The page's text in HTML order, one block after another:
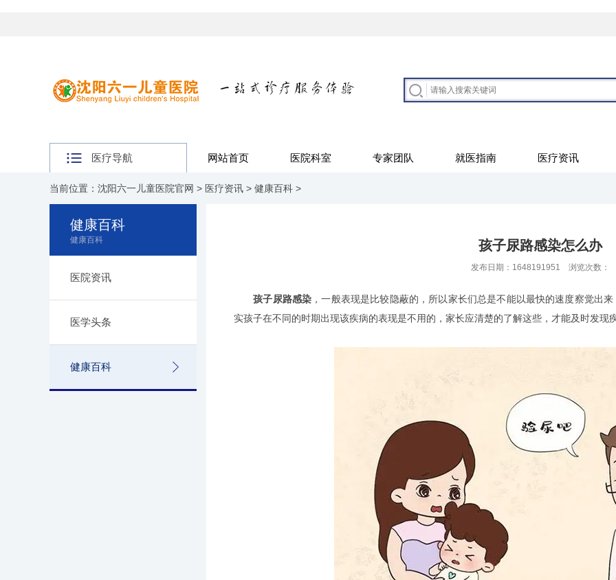
医疗导航 网站首页 医院科室 专家团队 就医指南 医疗资讯
当前位置： 沈阳六一儿童医院官网 > 医疗资讯 > 健康百科 >
健康百科
健康百科
医院资讯
医学头条
健康百科
孩子尿路感染怎么办
发布日期：1648191951 浏览次数：
孩子尿路感染 ，一般表现是比较隐蔽的，所以家长们总是不能以最快的速度察觉出
实孩子在不同的时期出现该疾病的表现是不用的，家长应清楚的了解这些，才能及时发现